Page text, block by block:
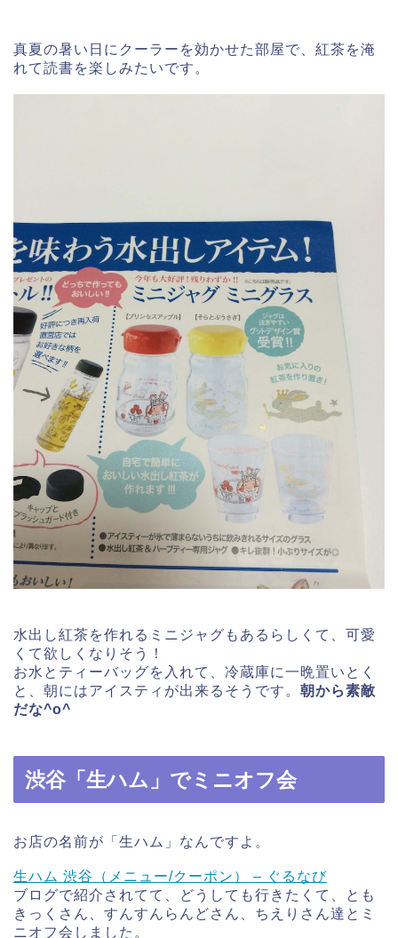
真夏の暑い日にクーラーを効かせた部屋で、紅茶を淹
れて読書を楽しみたいです。
水出し紅茶を作れるミニジャグもあるらしくて、可愛
くて欲しくなりそう！
お水とティーバッグを入れて、冷蔵庫に一晩置いとく
と、朝にはアイスティが出来るそうです。 朝から素敵
だな^o^
渋谷「生ハム」でミニオフ会
お店の名前が「生ハム」なんですよ。
生ハム 渋谷（メニュー/クーポン） – ぐるなび
ブログで紹介されてて、どうしても行きたくて、とも
きっくさん、すんすんらんどさん、ちえりさん達とミ
ニオフ会しました。